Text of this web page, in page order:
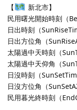
【
新北市】
民用曙光開始時刻（
日出時刻（
日出方位角（
太陽過中天時刻（
太陽過中天仰角（
日沒時刻（
日沒方位角（
民用暮光終時刻（